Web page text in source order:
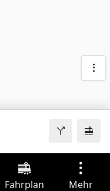
Fahrplan Mehr